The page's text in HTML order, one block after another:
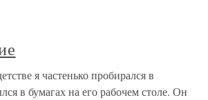
я частенько пробирался в
в бумагах на его рабочем столе. Он